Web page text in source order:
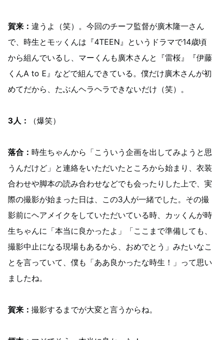
賀来： 違うよ（笑）。今回のチーフ監督が廣木隆一さん
で、時生とモッくんは『4TEEN』というドラマで14歳頃
から組んでいるし、マーくんも廣木さんと『雷桜』『伊藤
くんA to E』などで組んできている。僕だけ廣木さんが初
めてだから、たぶんヘラヘラできないだけ（笑）。
3人： （爆笑）
落合： 時生ちゃんから「こういう企画を出してみようと思
うんだけど」と連絡をいただいたところから始まり、衣装
合わせや脚本の読み合わせなどでも会ったりした上で、実
際の撮影が始まった日は、この3人が一緒でした。その撮
影前にヘアメイクをしていただいている時、カッくんが時
生ちゃんに「本当に良かったよ」「ここまで準備しても、
撮影中止になる現場もあるから、おめでとう」みたいなこ
とを言っていて、僕も「ああ良かったな時生！」って思い
ましたね。
賀来： 撮影するまでが大変と言うからね。